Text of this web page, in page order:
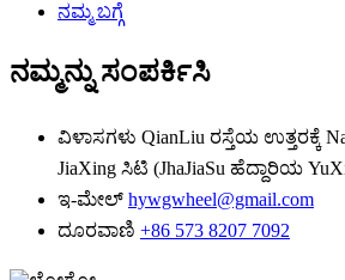
ನಮ್ಮ ಬಗ್ಗೆ
ನಮ್ಮನ್ನು ಸಂಪರ್ಕಿಸಿ
ವಿಳಾಸಗಳು QianLiu ರಸ್ತೆಯ ಉತ್ತರಕ್ಕೆ
JiaXing ಸಿಟಿ (JhaJiaSu ಹೆದ್ದಾರಿಯ
ಇ-ಮೇಲ್ hywgwheel@gmail.com
ದೂರವಾಣಿ +86 573 8207 7092